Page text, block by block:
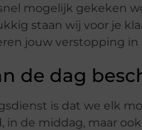
mogelijk gekeken
staan wij voor je
jouw verstopping in
de dag
is dat we elk
de middag, maar